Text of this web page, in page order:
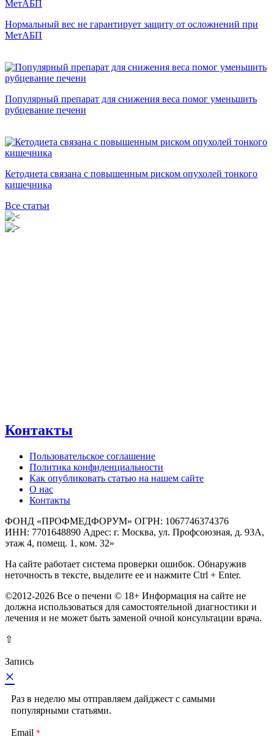
Нормальный вес не гарантирует защиту от осложнений при
МетАБП
Популярный препарат для снижения веса помог уменьшить
рубцевание печени
Кетодиета связана с повышенным риском опухолей тонкого
кишечника
Все статьи
Контакты
Пользовательское соглашение
Политика конфиденциальности
Как опубликовать статью на нашем сайте
О нас
Контакты
ФОНД «ПРОФМЕДФОРУМ» ОГРН: 1067746374376
ИНН: 7701648890 Адрес: г. Москва, ул. Профсоюзная, д. 93А,
этаж 4, помещ. 1, ком. 32»
На сайте работает система проверки ошибок. Обнаружив
неточность в тексте, выделите ее и нажмите Ctrl + Enter.
©2012-2026 Все о печени © 18+ Информация на сайте не
должна использоваться для самостоятельной диагностики и
лечения и не может быть заменой очной консультации врача.
⇧
Запись
×
Раз в неделю мы отправляем дайджест с самыми
популярными статьями.
Email *